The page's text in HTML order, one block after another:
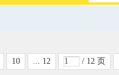
10 ... 12 / 12 页